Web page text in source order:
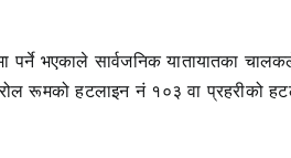
भएकाले सार्वजनिक यातायातका
रूमको हटलाइन नं १०३ वा प्रहरीको